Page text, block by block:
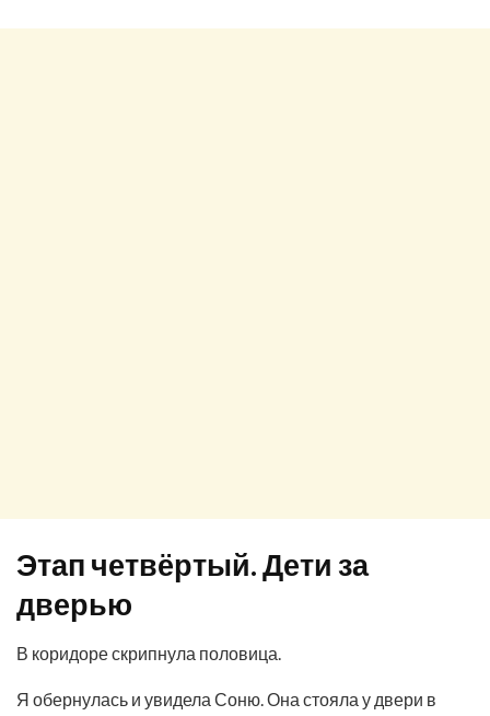
Этап четвёртый. Дети за
дверью
В коридоре скрипнула половица.
Я обернулась и увидела Соню. Она стояла у двери в